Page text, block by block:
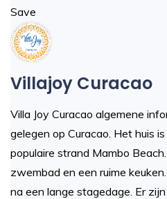
Save
Villajoy Curacao
Villa Joy Curacao algemene
gelegen op Curacao. Het huis
populaire strand Mambo
zwembad en een ruime
na een lange stagedage. Er